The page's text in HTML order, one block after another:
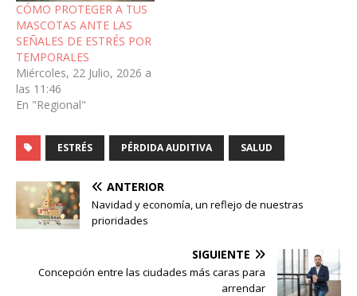
CÓMO PROTEGER A TUS
MASCOTAS ANTE LAS
SEÑALES DE ESTRÉS POR
TEMPORALES
Miércoles, 22 Julio, 2026 a
las 11:46
En "Regional"
ESTRÉS PÉRDIDA AUDITIVA SALUD
ANTERIOR
Navidad y economía, un reflejo de nuestras
prioridades
SIGUIENTE
Concepción entre las ciudades más caras para
arrendar